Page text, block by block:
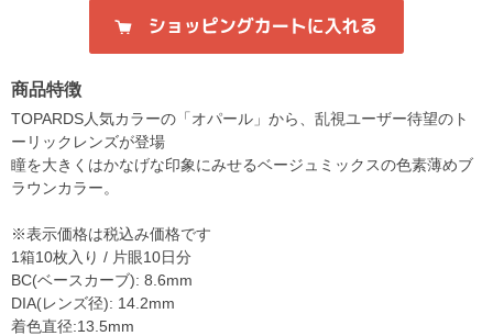
商品特徴
TOPARDS人気カラーの「オパール」から、乱視ユーザー待望のト
ーリックレンズが登場
瞳を大きくはかなげな印象にみせるベージュミックスの色素薄めブ
ラウンカラー。
※表示価格は税込み価格です
1箱10枚入り / 片眼10日分
BC(ベースカーブ): 8.6mm
DIA(レンズ径): 14.2mm
着色直径:13.5mm